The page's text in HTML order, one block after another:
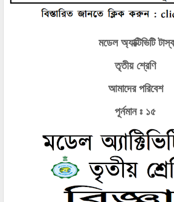
মডেল অ্যাক্টিভিটি
তৃতীয় শ্রেণি
আমাদের পরিবেশ
পূর্নমান ঃ ১৫